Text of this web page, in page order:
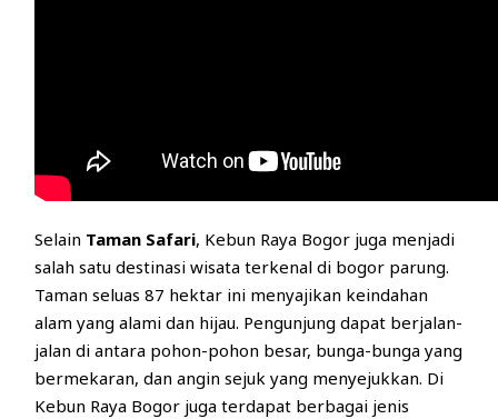
Selain Taman Safari, Kebun Raya Bogor juga menjadi
salah satu destinasi wisata terkenal di bogor parung.
Taman seluas 87 hektar ini menyajikan keindahan
alam yang alami dan hijau. Pengunjung dapat berjalan-
jalan di antara pohon-pohon besar, bunga-bunga yang
bermekaran, dan angin sejuk yang menyejukkan. Di
Kebun Raya Bogor juga terdapat berbagai jenis